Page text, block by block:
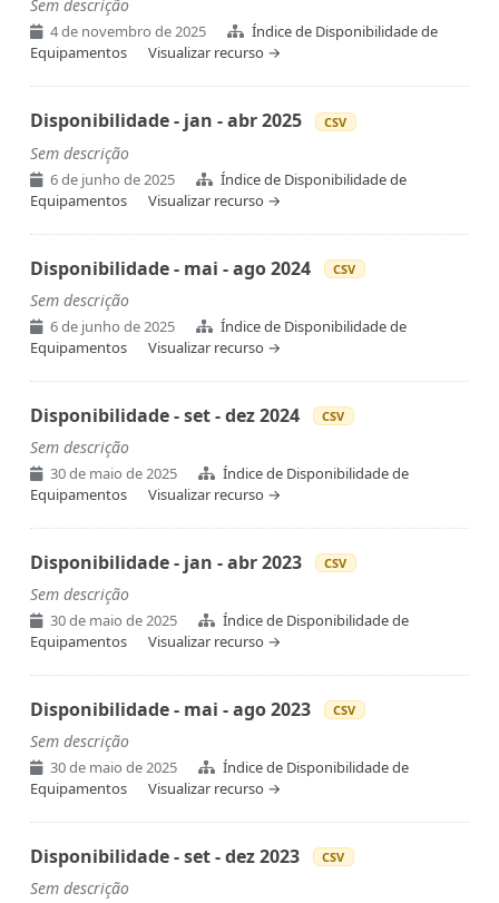
Sem descrição
4 de novembro de 2025
Índice de Disponibilidade de
Equipamentos
Visualizar recurso →
Disponibilidade - jan - abr 2025 CSV
Sem descrição
6 de junho de 2025
Índice de Disponibilidade de
Equipamentos
Visualizar recurso →
Disponibilidade - mai - ago 2024 CSV
Sem descrição
6 de junho de 2025
Índice de Disponibilidade de
Equipamentos
Visualizar recurso →
Disponibilidade - set - dez 2024 CSV
Sem descrição
30 de maio de 2025
Índice de Disponibilidade de
Equipamentos
Visualizar recurso →
Disponibilidade - jan - abr 2023 CSV
Sem descrição
30 de maio de 2025
Índice de Disponibilidade de
Equipamentos
Visualizar recurso →
Disponibilidade - mai - ago 2023 CSV
Sem descrição
30 de maio de 2025
Índice de Disponibilidade de
Equipamentos
Visualizar recurso →
Disponibilidade - set - dez 2023 CSV
Sem descrição